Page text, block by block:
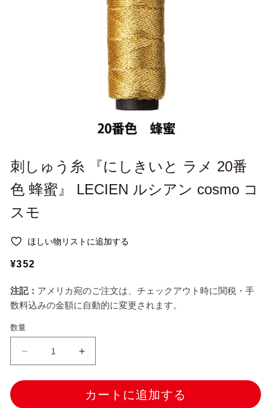
ー
ダ
ル
で
デ
ア
(1)
開
刺しゅう糸 『にしきいと ラメ 20番
色 蜂蜜』 LECIEN ルシアン cosmo コ
スモ
ほしい物リストに追加する
通
価
格
¥352
注記： アメリカ宛のご注文は、チェックアウト時に関税・手
数料込みの金額に自動的に変更されます。
数量
刺
う
カートに追加する